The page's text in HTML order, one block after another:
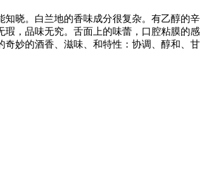
。白兰地的香味成分很复杂。有乙醇的
，品味无究。舌面上的味蕾，口腔粘膜
奇妙的酒香、滋味、和特性：协调、醇和